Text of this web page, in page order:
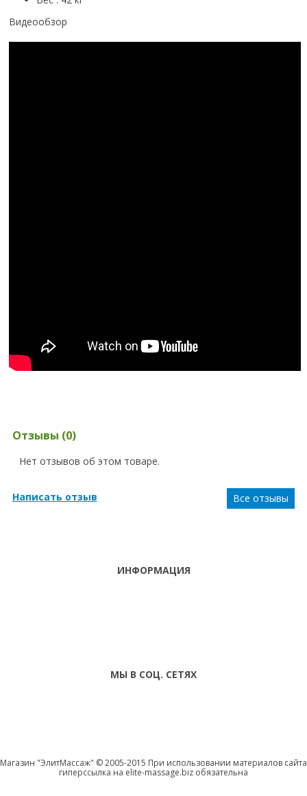
Видеообзор
Отзывы (0)
Нет отзывов об этом товаре.
Написать отзыв Все отзывы
ИНФОРМАЦИЯ
МЫ В СОЦ. СЕТЯХ
Магазин "ЭлитМассаж" © 2005-2015 При использовании материалов сайта
гиперссылка на elite-massage.biz обязательна